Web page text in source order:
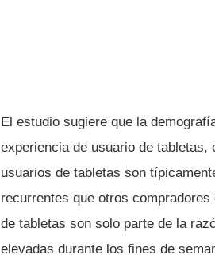
El estudio sugiere que la
experiencia de usuario de
usuarios de tabletas son
recurrentes que otros
de tabletas son solo parte de la
elevadas durante los fines de